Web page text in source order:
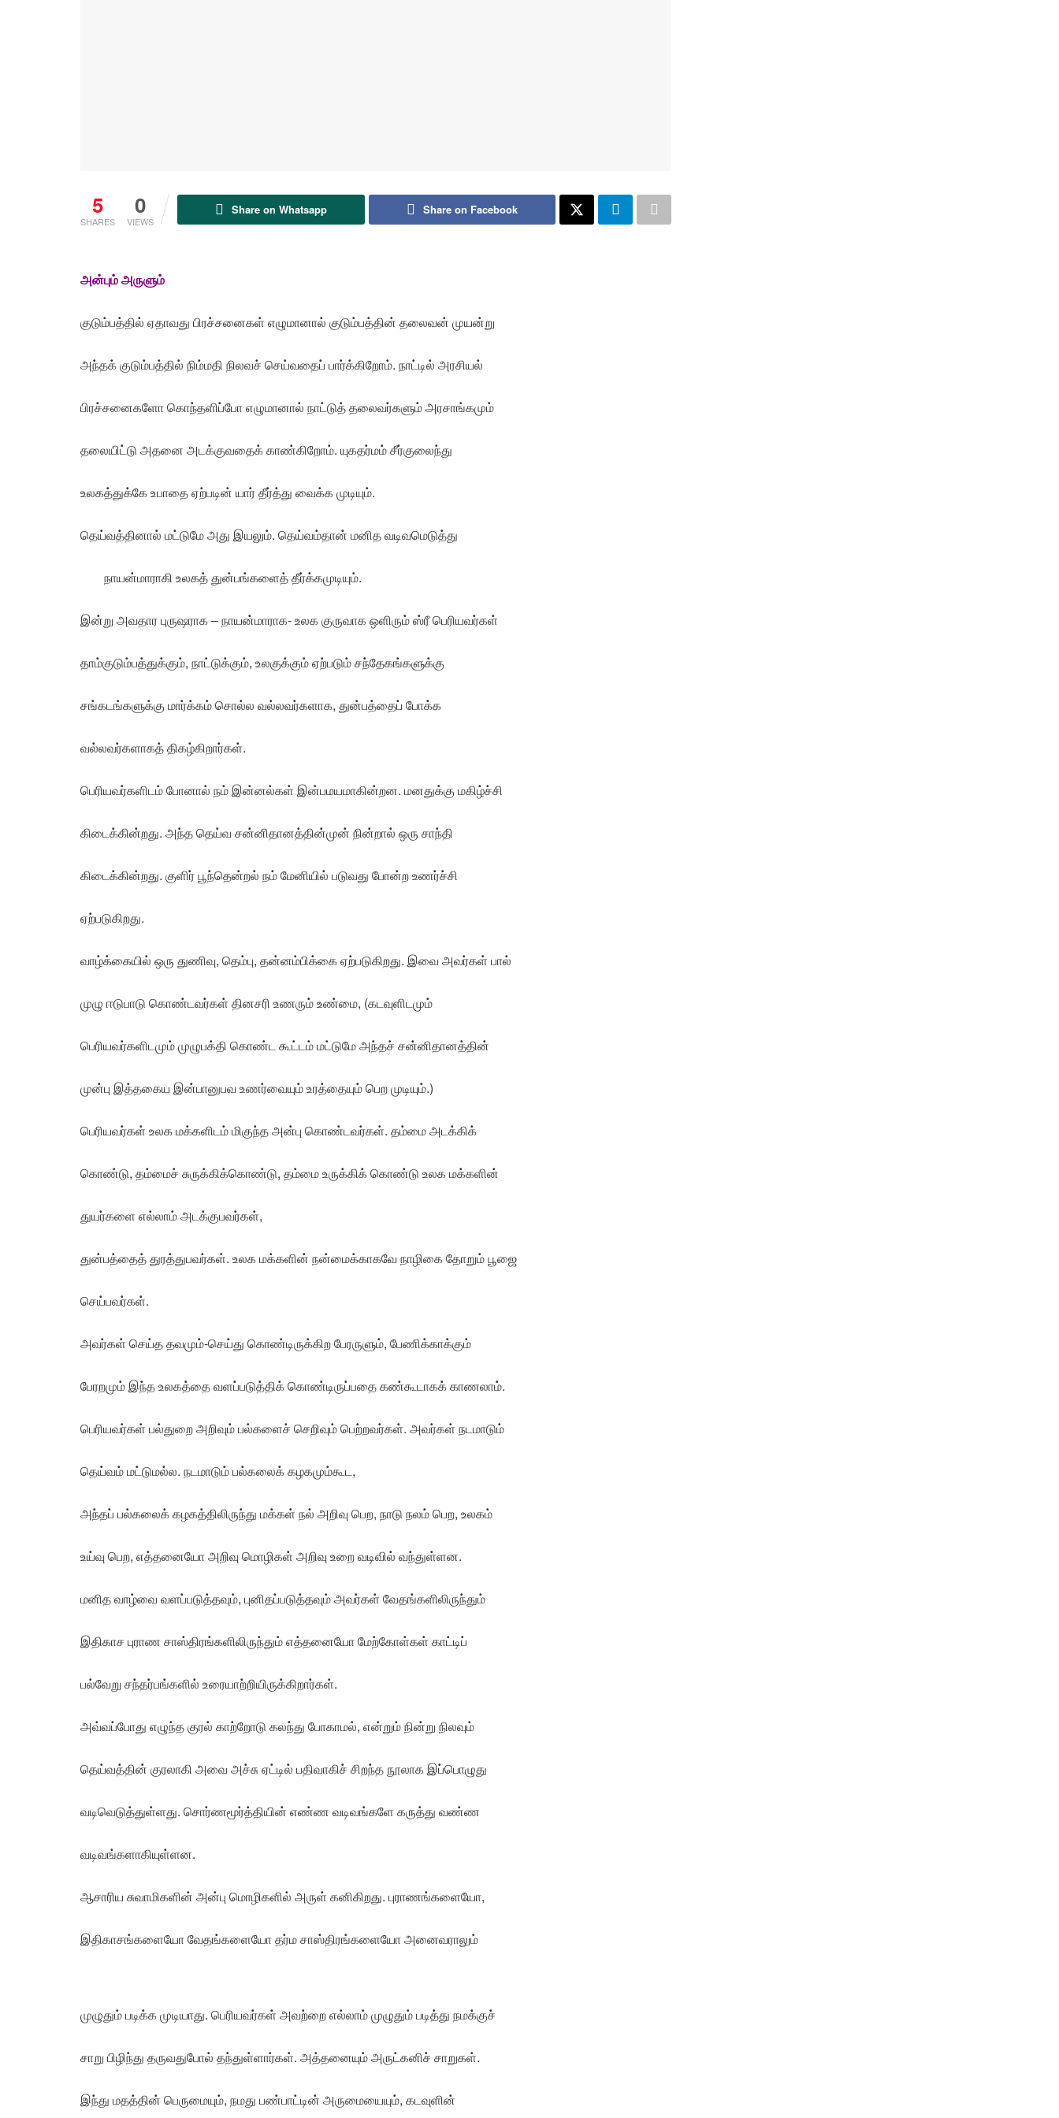
5
SHARES
0
VIEWS
Share on Whatsapp Share on Facebook
அன்பும்அருளும்
குடும்பத்தில் ஏதாவது பிரச்சனைகள் எழுமானால் குடும்பத்தின் தலைவன் முயன்று
அந்தக் குடும்பத்தில் நிம்மதி நிலவச் செய்வதைப் பார்க்கிறோம். நாட்டில் அரசியல்
பிரச்சனைகளோ கொந்தளிப்போ எழுமானால் நாட்டுத் தலைவர்களும் அரசாங்கமும்
தலையிட்டு அதனை அடக்குவதைக் காண்கிறோம். யுகதர்மம் சீர்குலைந்து
உலகத்துக்கே உபாதை ஏற்படின் யார் தீர்த்து வைக்க முடியும்.
தெய்வத்தினால் மட்டுமே அது இயலும். தெய்வம்தான் மனித வடிவமெடுத்து
நாயன்மாராகி உலகத் துன்பங்களைத் தீர்க்கமுடியும்.
இன்று அவதார புருஷராக – நாயன்மாராக- உலக குருவாக ஒளிரும் ஸ்ரீ பெரியவர்கள்
தாம்குடும்பத்துக்கும், நாட்டுக்கும், உலகுக்கும் ஏற்படும் சந்தேகங்களுக்கு
சங்கடங்களுக்கு மார்க்கம் சொல்ல வல்லவர்களாக, துன்பத்தைப் போக்க
வல்லவர்களாகத் திகழ்கிறார்கள்.
பெரியவர்களிடம் போனால் நம் இன்னல்கள் இன்பமயமாகின்றன. மனதுக்கு மகிழ்ச்சி
கிடைக்கின்றது. அந்த தெய்வ சன்னிதானத்தின்முன் நின்றால் ஒரு சாந்தி
கிடைக்கின்றது. குளிர் பூந்தென்றல் நம் மேனியில் படுவது போன்ற உணர்ச்சி
ஏற்படுகிறது.
வாழ்க்கையில் ஒரு துணிவு, தெம்பு, தன்னம்பிக்கை ஏற்படுகிறது. இவை அவர்கள் பால்
முழு ஈடுபாடு கொண்டவர்கள் தினசரி உணரும் உண்மை, (கடவுளிடமும்
பெரியவர்களிடமும் முழுபக்தி கொண்ட கூட்டம் மட்டுமே அந்தச் சன்னிதானத்தின்
முன்பு இத்தகைய இன்பானுபவ உணர்வையும் உரத்தையும் பெற முடியும்.)
பெரியவர்கள் உலக மக்களிடம் மிகுந்த அன்பு கொண்டவர்கள். தம்மை அடக்கிக்
கொண்டு, தம்மைச் சுருக்கிக்கொண்டு, தம்மை உருக்கிக் கொண்டு உலக மக்களின்
துயர்களை எல்லாம் அடக்குபவர்கள்,
துன்பத்தைத் துரத்துபவர்கள். உலக மக்களின் நன்மைக்காகவே நாழிகை தோறும் பூஜை
செய்பவர்கள்.
அவர்கள் செய்த தவமும்-செய்து கொண்டிருக்கிற பேரருளும், பேணிக்காக்கும்
பேரறமும் இந்த உலகத்தை வளப்படுத்திக் கொண்டிருப்பதை கண்கூடாகக் காணலாம்.
பெரியவர்கள் பல்துறை அறிவும் பல்களைச் செறிவும் பெற்றவர்கள். அவர்கள் நடமாடும்
தெய்வம் மட்டுமல்ல. நடமாடும் பல்கலைக் கழகமும்கூட,
அந்தப் பல்கலைக் கழகத்திலிருந்து மக்கள் நல் அறிவு பெற, நாடு நலம் பெற, உலகம்
உய்வு பெற, எத்தனையோ அறிவு மொழிகள் அறிவு உறை வடிவில் வந்துள்ளன.
மனித வாழ்வை வளப்படுத்தவும், புனிதப்படுத்தவும் அவர்கள் வேதங்களிலிருந்தும்
இதிகாச புராண சாஸ்திரங்களிலிருந்தும் எத்தனையோ மேற்கோள்கள் காட்டிப்
பல்வேறு சந்தர்பங்களில் உரையாற்றியிருக்கிறார்கள்.
அவ்வப்போது எழுந்த குரல் காற்றோடு கலந்து போகாமல், என்றும் நின்று நிலவும்
தெய்வத்தின் குரலாகி அவை அச்சு ஏட்டில் பதிவாகிச் சிறந்த நூலாக இப்பொழுது
வடிவெடுத்துள்ளது. சொர்ணமூர்த்தியின் எண்ண வடிவங்களே கருத்து வண்ண
வடிவங்களாகியுள்ளன.
ஆசாரிய சுவாமிகளின் அன்பு மொழிகளில் அருள் கனிகிறது. புராணங்களையோ,
இதிகாசங்களையோ வேதங்களையோ தர்ம சாஸ்திரங்களையோ அனைவராலும்
முழுதும் படிக்க முடியாது. பெரியவர்கள் அவற்றை எல்லாம் முழுதும் படித்து நமக்குச்
சாறு பிழிந்து தருவதுபோல் தந்துள்ளார்கள். அத்தனையும் அருட்கனிச் சாறுகள்.
இந்து மதத்தின் பெருமையும், நமது பண்பாட்டின் அருமையையும், கடவுளின்